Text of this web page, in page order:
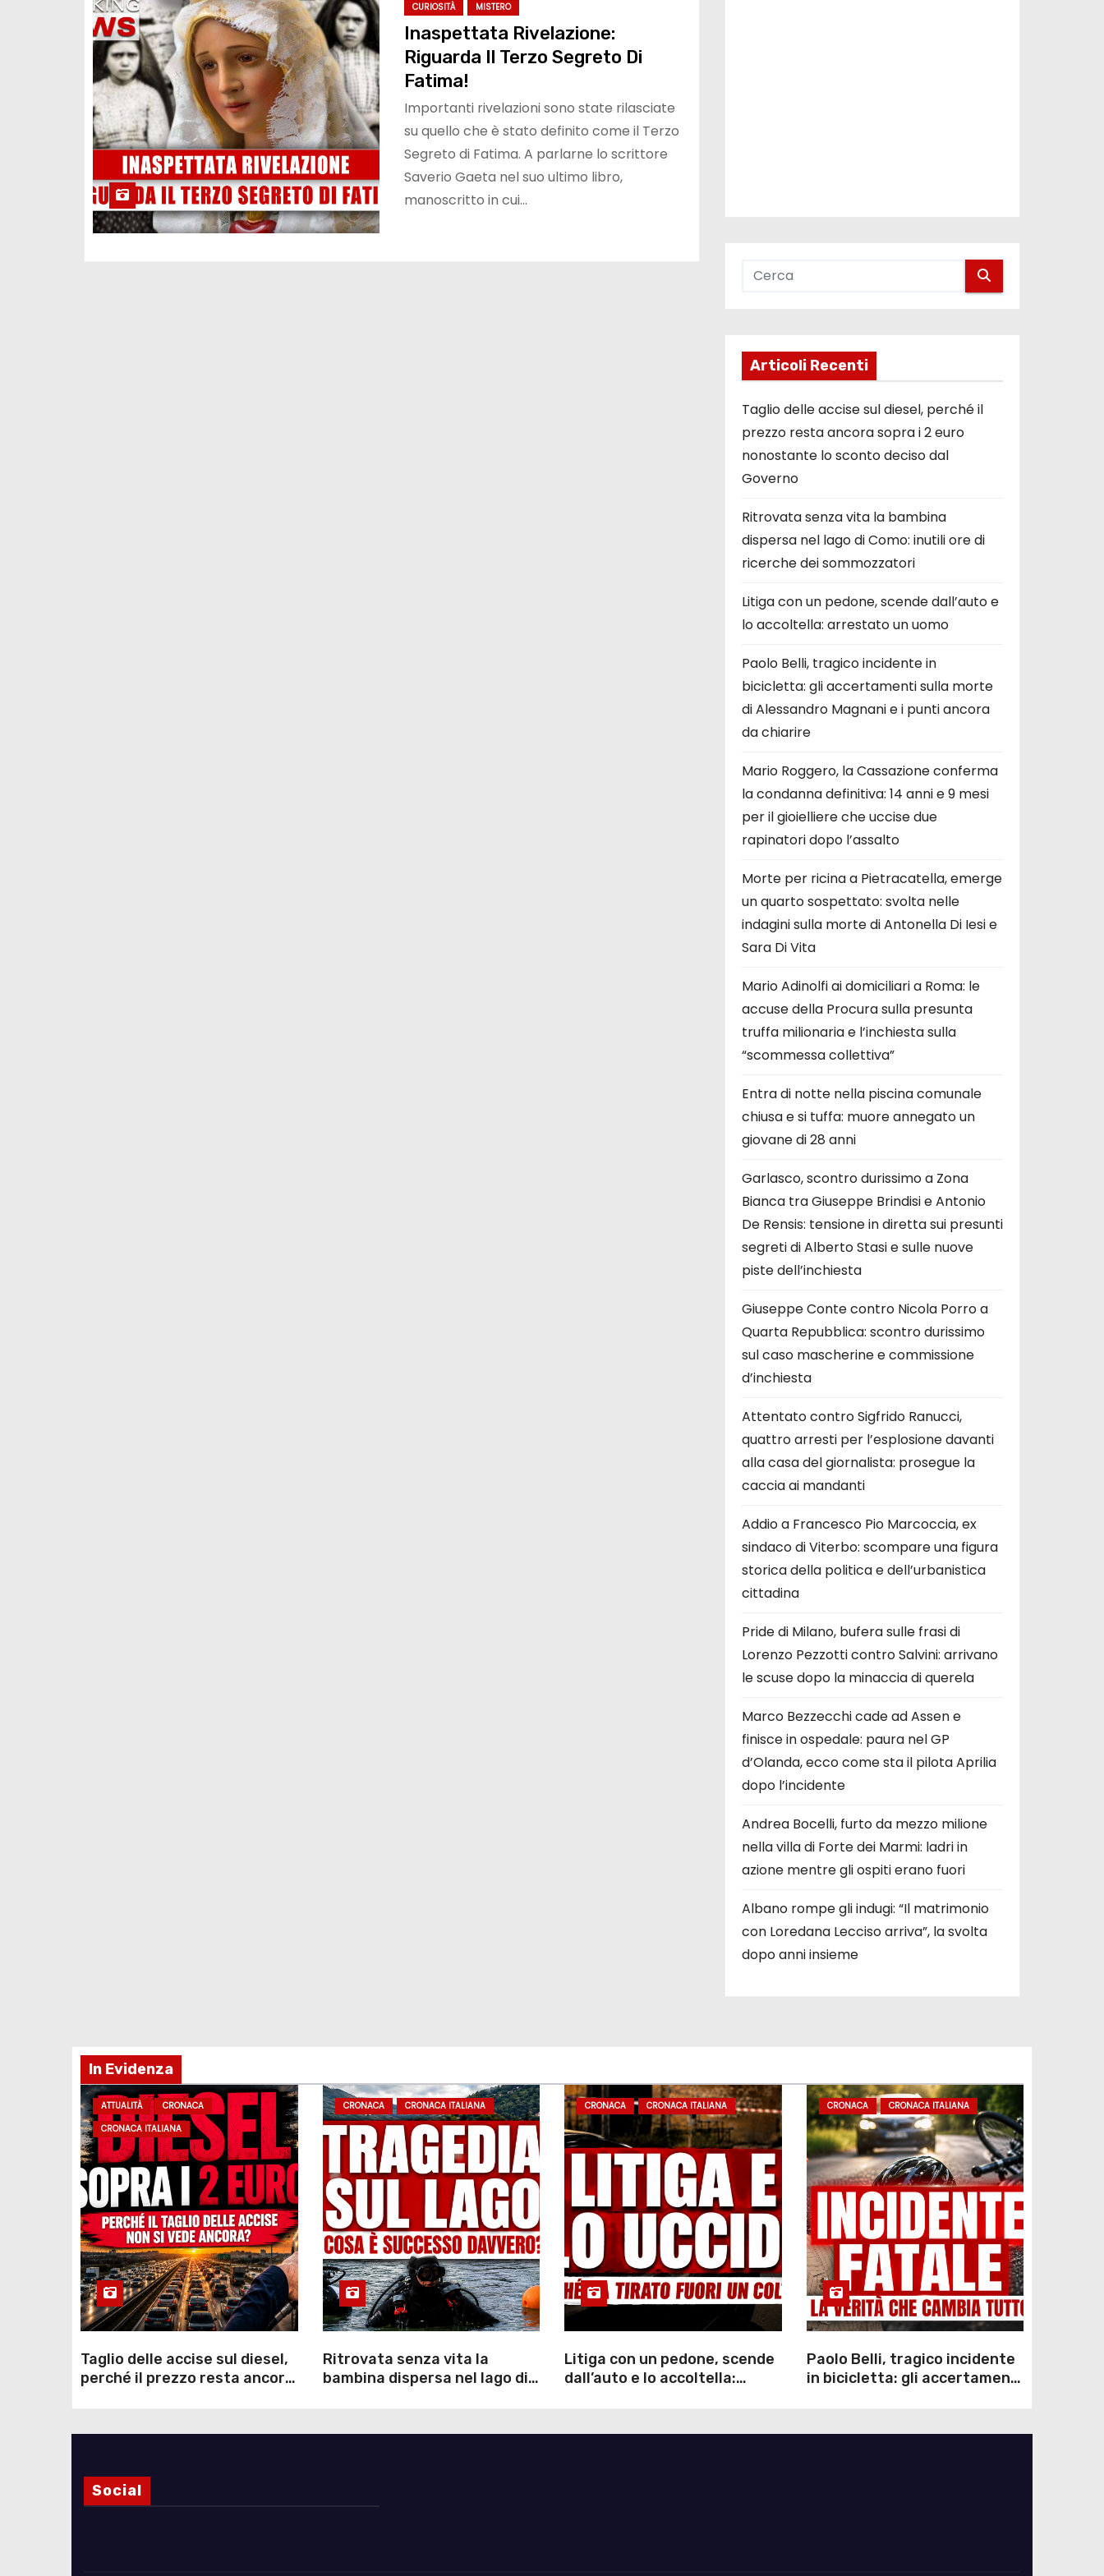
CURIOSITÀ MISTERO
Inaspettata Rivelazione:
Riguarda Il Terzo Segreto Di
Fatima!
Importanti rivelazioni sono state rilasciate
su quello che è stato definito come il Terzo
Segreto di Fatima. A parlarne lo scrittore
Saverio Gaeta nel suo ultimo libro,
manoscritto in cui…
Articoli Recenti
Taglio delle accise sul diesel, perché il
prezzo resta ancora sopra i 2 euro
nonostante lo sconto deciso dal
Governo
Ritrovata senza vita la bambina
dispersa nel lago di Como: inutili ore di
ricerche dei sommozzatori
Litiga con un pedone, scende dall’auto e
lo accoltella: arrestato un uomo
Paolo Belli, tragico incidente in
bicicletta: gli accertamenti sulla morte
di Alessandro Magnani e i punti ancora
da chiarire
Mario Roggero, la Cassazione conferma
la condanna definitiva: 14 anni e 9 mesi
per il gioielliere che uccise due
rapinatori dopo l’assalto
Morte per ricina a Pietracatella, emerge
un quarto sospettato: svolta nelle
indagini sulla morte di Antonella Di Iesi e
Sara Di Vita
Mario Adinolfi ai domiciliari a Roma: le
accuse della Procura sulla presunta
truffa milionaria e l’inchiesta sulla
“scommessa collettiva”
Entra di notte nella piscina comunale
chiusa e si tuffa: muore annegato un
giovane di 28 anni
Garlasco, scontro durissimo a Zona
Bianca tra Giuseppe Brindisi e Antonio
De Rensis: tensione in diretta sui presunti
segreti di Alberto Stasi e sulle nuove
piste dell’inchiesta
Giuseppe Conte contro Nicola Porro a
Quarta Repubblica: scontro durissimo
sul caso mascherine e commissione
d’inchiesta
Attentato contro Sigfrido Ranucci,
quattro arresti per l’esplosione davanti
alla casa del giornalista: prosegue la
caccia ai mandanti
Addio a Francesco Pio Marcoccia, ex
sindaco di Viterbo: scompare una figura
storica della politica e dell’urbanistica
cittadina
Pride di Milano, bufera sulle frasi di
Lorenzo Pezzotti contro Salvini: arrivano
le scuse dopo la minaccia di querela
Marco Bezzecchi cade ad Assen e
finisce in ospedale: paura nel GP
d’Olanda, ecco come sta il pilota Aprilia
dopo l’incidente
Andrea Bocelli, furto da mezzo milione
nella villa di Forte dei Marmi: ladri in
azione mentre gli ospiti erano fuori
Albano rompe gli indugi: “Il matrimonio
con Loredana Lecciso arriva”, la svolta
dopo anni insieme
In Evidenza
ATTUALITÀ
CRONACA
CRONACA ITALIANA
Taglio delle accise sul diesel,
perché il prezzo resta ancora
CRONACA CRONACA ITALIANA
Ritrovata senza vita la
bambina dispersa nel lago di
CRONACA CRONACA ITALIANA
Litiga con un pedone, scende
dall’auto e lo accoltella:
CRONACA CRONACA ITALIANA
Paolo Belli, tragico incidente
in bicicletta: gli accertamenti
chiarire
Social